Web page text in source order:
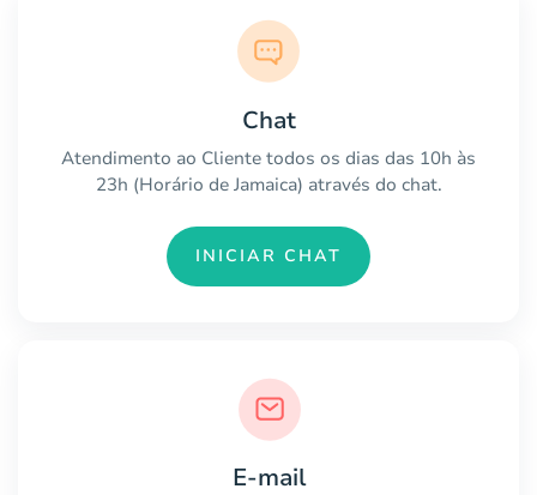
Chat
Atendimento ao Cliente todos os dias das 10h às
23h (Horário de Jamaica) através do chat.
INICIAR CHAT
E-mail